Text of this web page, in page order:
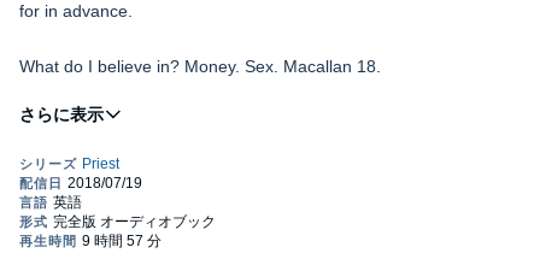
for in advance.
What do I believe in? Money. Sex. Macallan 18.
They have words for men like me - playboy. Womanizer. Skirt
for me: sinner.
©2018 Sierra Simone (P)2018 Sierra Simone